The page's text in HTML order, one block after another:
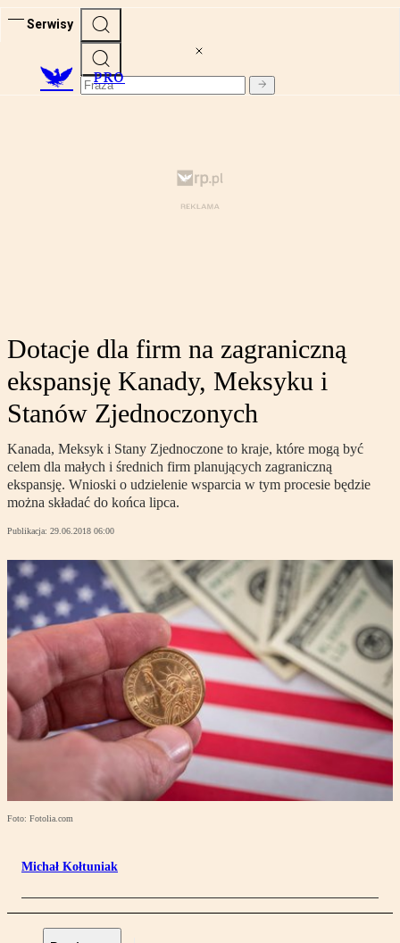
Serwisy
PRO
Dotacje dla firm na zagraniczną
ekspansję Kanady, Meksyku i
Stanów Zjednoczonych
Kanada, Meksyk i Stany Zjednoczone to kraje, które mogą być
celem dla małych i średnich firm planujących zagraniczną
ekspansję. Wnioski o udzielenie wsparcia w tym procesie będzie
można składać do końca lipca.
Publikacja: 29.06.2018 06:00
Foto: Fotolia.com
Michał Kołtuniak